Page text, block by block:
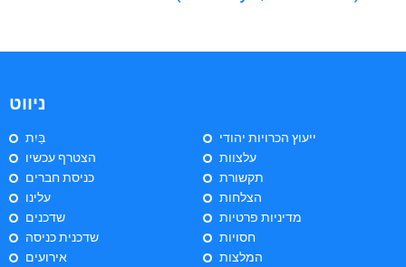
ניווט
בַּיִת
הצטרף עכשיו
כניסת חברים
עלינו
שדכנים
שדכנית כניסה
אירועים
ייעוץ הכרויות יהודי
עלצוות
תקשורת
הצלחות
מדיניות פרטיות
חסויות
המלצות